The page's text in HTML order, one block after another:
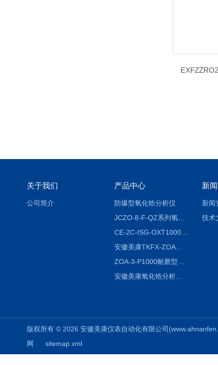
关于我们
公司简介
产品中心
防爆型氧化锆分析仪
JCZO-8-F-QZ系列氧化锆分析仪
CE-2C-ISG-OXT1000氧化锆分析仪生产厂家
安徽美康TKFX-ZOA氧化锆分析仪品牌
安徽美康氧化锆分析仪制造商
新
新闻
技术
版权所有 © 2026 安徽美康仪表自动化有限公司
网
sitemap.xml